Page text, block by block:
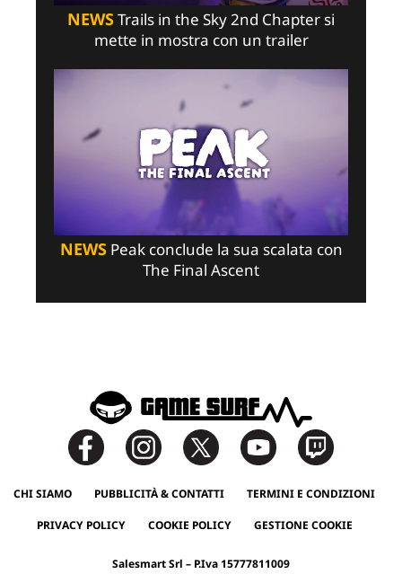
NEWSTrails in the Sky 2nd Chapter si
mette in mostra con un trailer
NEWSPeak conclude la sua scalata con
The Final Ascent
CHI SIAMO PUBBLICITÀ & CONTATTI TERMINI E CONDIZIONI
PRIVACY POLICY COOKIE POLICY GESTIONE COOKIE
Salesmart Srl – P.Iva 15777811009